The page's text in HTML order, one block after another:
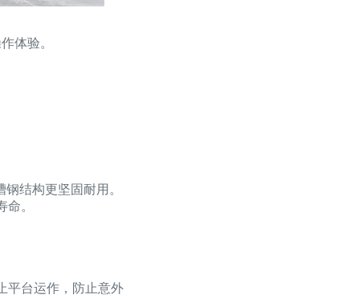
体验。
结构更坚固耐用。
。
平台运作，防止意外